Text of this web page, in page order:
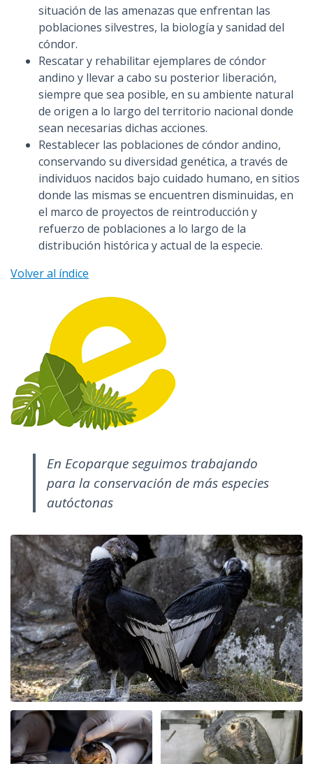
situación de las amenazas que enfrentan las
poblaciones silvestres, la biología y sanidad del
cóndor.
Rescatar y rehabilitar ejemplares de cóndor
andino y llevar a cabo su posterior liberación,
siempre que sea posible, en su ambiente natural
de origen a lo largo del territorio nacional donde
sean necesarias dichas acciones.
Restablecer las poblaciones de cóndor andino,
conservando su diversidad genética, a través de
individuos nacidos bajo cuidado humano, en sitios
donde las mismas se encuentren disminuidas, en
el marco de proyectos de reintroducción y
refuerzo de poblaciones a lo largo de la
distribución histórica y actual de la especie.
Volver al índice
En Ecoparque seguimos trabajando
para la conservación de más especies
autóctonas